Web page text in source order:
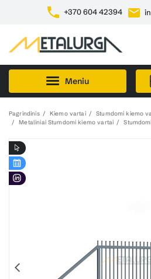
+370 604 42394
Meniu
Pagrindinis Kiemo vartai
Stumdomi kiemo
Metaliniai Stumdomi kiemo vartai